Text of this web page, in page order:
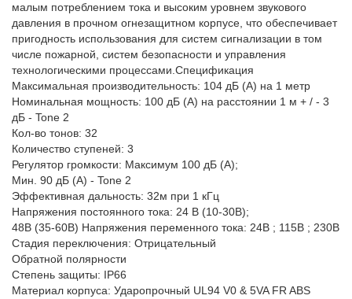
малым потреблением тока и высоким уровнем звукового
давления в прочном огнезащитном корпусе, что обеспечивает
пригодность использования для систем сигнализации в том
числе пожарной, систем безопасности и управления
технологическими процессами.Спецификация
Максимальная производительность: 104 дБ (А) на 1 метр
Номинальная мощность: 100 дБ (А) на расстоянии 1 м + / - 3
дБ - Tone 2
Кол-во тонов: 32
Количество ступеней: 3
Регулятор громкости: Максимум 100 дБ (А);
Мин. 90 дБ (А) - Tone 2
Эффективная дальность: 32м при 1 кГц
Напряжения постоянного тока: 24 В (10-30В);
48В (35-60В) Напряжения переменного тока: 24В ; 115В ; 230В
Стадия переключения: Отрицательный
Обратной полярности
Степень защиты: IP66
Материал корпуса: Ударопрочный UL94 V0 & 5VA FR ABS